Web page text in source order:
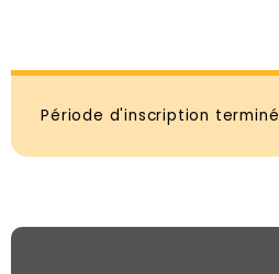
Période d'inscription terminé